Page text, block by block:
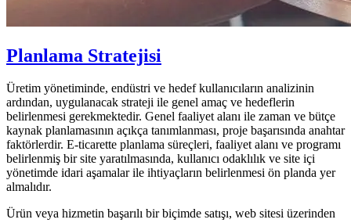
Planlama Stratejisi
Üretim yönetiminde, endüstri ve hedef kullanıcıların analizinin
ardından, uygulanacak strateji ile genel amaç ve hedeflerin
belirlenmesi gerekmektedir. Genel faaliyet alanı ile zaman ve bütçe
kaynak planlamasının açıkça tanımlanması, proje başarısında anahtar
faktörlerdir. E-ticarette planlama süreçleri, faaliyet alanı ve programı
belirlenmiş bir site yaratılmasında, kullanıcı odaklılık ve site içi
yönetimde idari aşamalar ile ihtiyaçların belirlenmesi ön planda yer
almalıdır.
Ürün veya hizmetin başarılı bir biçimde satışı, web sitesi üzerinden